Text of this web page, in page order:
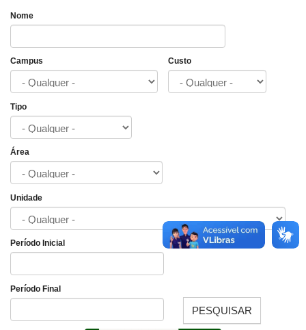
Nome
Campus Custo
Tipo
Área
Unidade
Período Inicial
Período Final
PESQUISAR